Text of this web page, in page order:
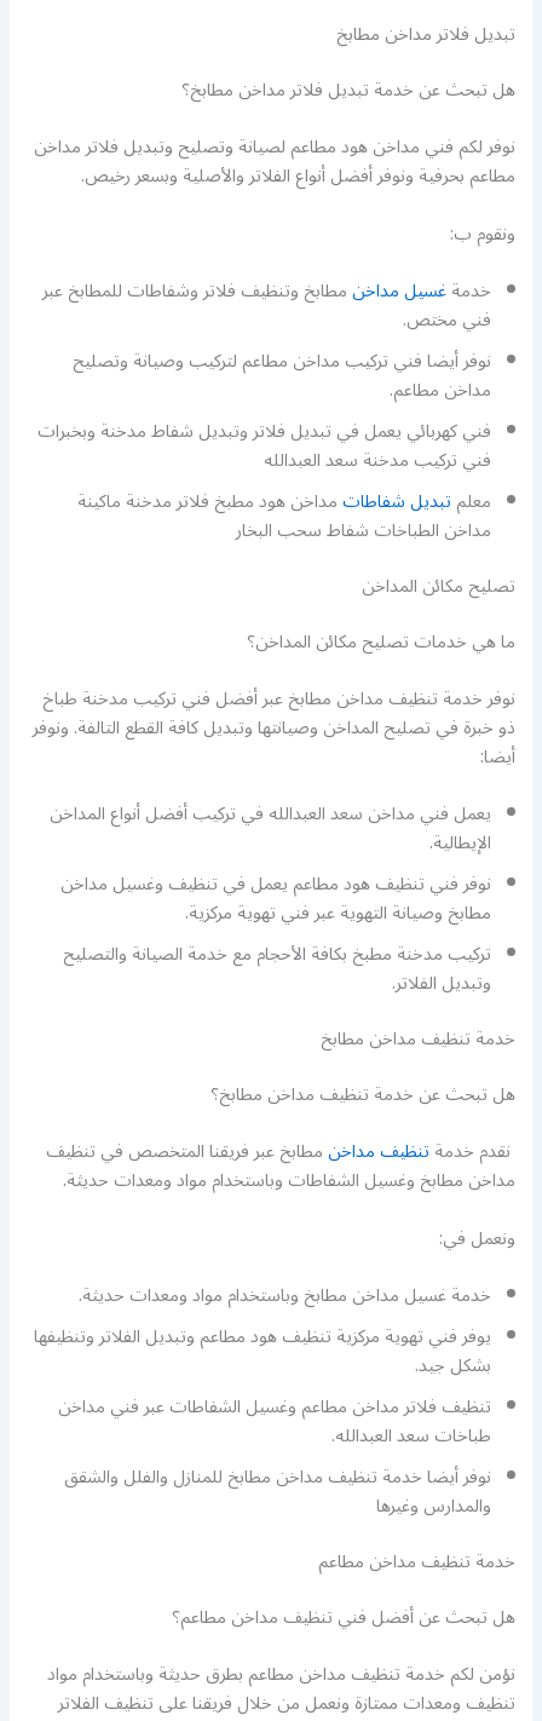
تبديل فلاتر مداخن مطابخ
هل تبحث عن خدمة تبديل فلاتر مداخن مطابخ؟
نوفر لكم فني مداخن هود مطاعم لصيانة وتصليح وتبديل فلاتر مداخن
مطاعم بحرفية ونوفر أفضل أنواع الفلاتر والأصلية وبسعر رخيص.
ونقوم ب:
خدمةغسيل مداخنمطابخ وتنظيف فلاتر وشفاطات للمطابخ عبر
فني مختص.
نوفر أيضا فني تركيب مداخن مطاعم لتركيب وصيانة وتصليح
مداخن مطاعم.
فني كهربائي يعمل في تبديل فلاتر وتبديل شفاط مدخنة وبخبرات
فني تركيب مدخنة سعد العبدالله
معلمتبديل شفاطاتمداخن هود مطبخ فلاتر مدخنة ماكينة
مداخن الطباخات شفاط سحب البخار
تصليح مكائن المداخن
ما هي خدمات تصليح مكائن المداخن؟
نوفر خدمة تنظيف مداخن مطابخ عبر أفضل فني تركيب مدخنة طباخ
ذو خبرة في تصليح المداخن وصيانتها وتبديل كافة القطع التالفة. ونوفر
أيضا:
يعمل فني مداخن سعد العبدالله في تركيب أفضل أنواع المداخن
الإيطالية.
نوفر فني تنظيف هود مطاعم يعمل في تنظيف وغسيل مداخن
مطابخ وصيانة التهوية عبر فني تهوية مركزية.
تركيب مدخنة مطبخ بكافة الأحجام مع خدمة الصيانة والتصليح
وتبديل الفلاتر.
خدمة تنظيف مداخن مطابخ
هل تبحث عن خدمة تنظيف مداخن مطابخ؟
نقدم خدمةتنظيف مداخنمطابخ عبر فريقنا المتخصص في تنظيف
مداخن مطابخ وغسيل الشفاطات وباستخدام مواد ومعدات حديثة.
ونعمل في:
خدمة غسيل مداخن مطابخ وباستخدام مواد ومعدات حديثة.
يوفر فني تهوية مركزية تنظيف هود مطاعم وتبديل الفلاتر وتنظيفها
بشكل جيد.
تنظيف فلاتر مداخن مطاعم وغسيل الشفاطات عبر فني مداخن
طباخات سعد العبدالله.
نوفر أيضا خدمة تنظيف مداخن مطابخ للمنازل والفلل والشقق
والمدارس وغيرها
خدمة تنظيف مداخن مطاعم
هل تبحث عن أفضل فني تنظيف مداخن مطاعم؟
نؤمن لكم خدمة تنظيف مداخن مطاعم بطرق حديثة وباستخدام مواد
تنظيف ومعدات ممتازة ونعمل من خلال فريقنا على تنظيف الفلاتر